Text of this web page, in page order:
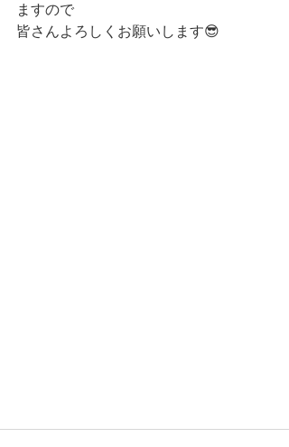
ますので
皆さんよろしくお願いします😎